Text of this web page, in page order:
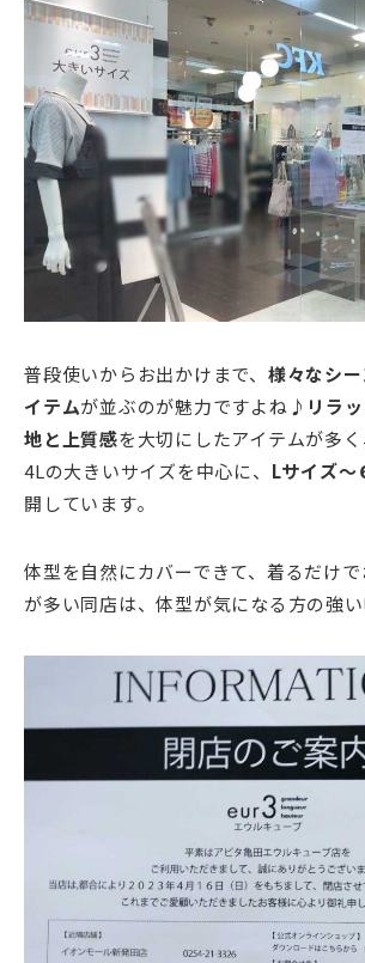
普段使いからお出かけまで、 様々なシ
イテムが並ぶのが魅力ですよね♪ リラ
地と上質感を大切にしたアイテムが多
4Lの大きいサイズを中心に、 Lサイズ～
開しています。
体型を自然にカバーできて、着るだけ
が多い同店は、体型が気になる方の強